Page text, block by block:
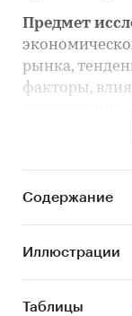
Предмет
рынка,
факторы,
Анализ и
сегментов.
развития
Задачи
Содержание
Иллюстрации
Таблицы